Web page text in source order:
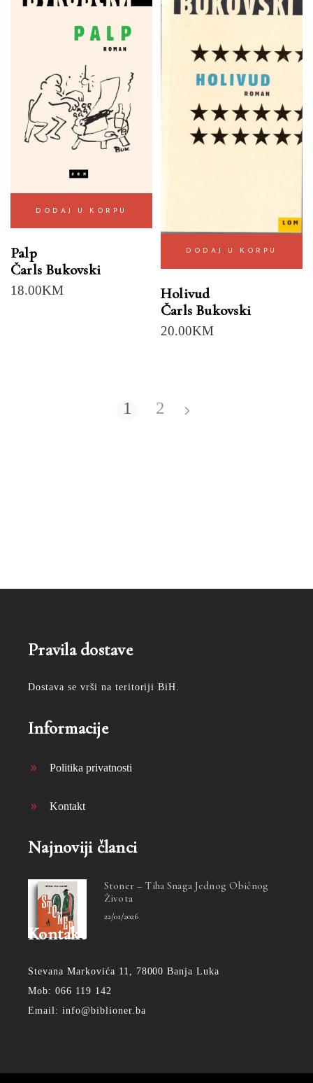
DODAJ U KORPU
Palp
Čarls Bukovski
18.00KM
DODAJ U KORPU
Holivud
Čarls Bukovski
20.00KM
1 2
Pravila dostave
Dostava se vrši na teritoriji BiH.
Informacije
Politika privatnosti
Kontakt
Najnoviji članci
Stoner – Tiha Snaga Jednog Običnog
Života
22/01/2026
Kontakt
Stevana Markovića 11, 78000 Banja Luka
Mob: 066 119 142
Email: info@biblioner.ba